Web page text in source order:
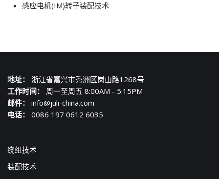
感应电机(IM)转子装配技术
地址：
浙江省嘉兴市秀洲区岗山路1268号
工作时间：
周一至周五 8:00AM - 5:15PM
邮件：
info@juli-china.com
电话：
0086 197 0612 6035
绕组技术
装配技术